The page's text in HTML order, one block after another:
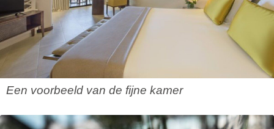
Een voorbeeld van de fijne kamer